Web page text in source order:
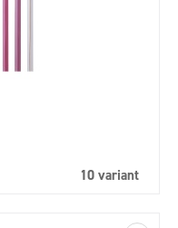
10 variant